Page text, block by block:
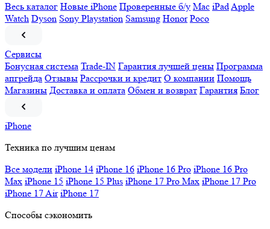
Весь каталог Новые iPhone Проверенные б/у Mac iPadApple
Watch Dyson Sony Playstation Samsung Honor Poco
Сервисы
Бонусная система Trade-IN Гарантия лучшей цены Программа
апгрейда Отзывы Рассрочки и кредит О компании Помощь
Магазины Доставка и оплата Обмен и возврат Гарантия Блог
iPhone
Техника по лучшим ценам
Все модели iPhone 14 iPhone 16 iPhone 16 Pro iPhone 16 Pro
Max iPhone 15 iPhone 15 Plus iPhone 17 Pro Max iPhone 17 Pro
iPhone 17 Air iPhone 17
Способы сэкономить